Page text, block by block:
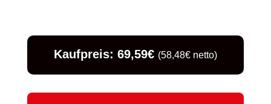
Kaufpreis: 69,59€ (58,48€ netto)